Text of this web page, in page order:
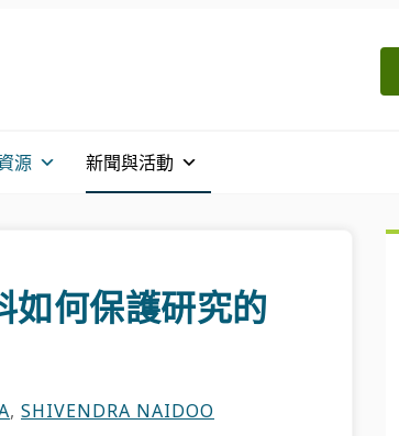
源 新聞與活動
如何保護研究的
, SHIVENDRA NAIDOO